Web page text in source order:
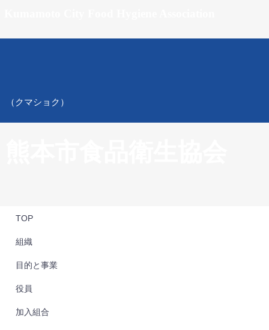
（クマショク）
TOP
組織
目的と事業
役員
加入組合